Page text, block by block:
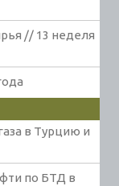
// 13 неделя
в Турцию и
по БТД в